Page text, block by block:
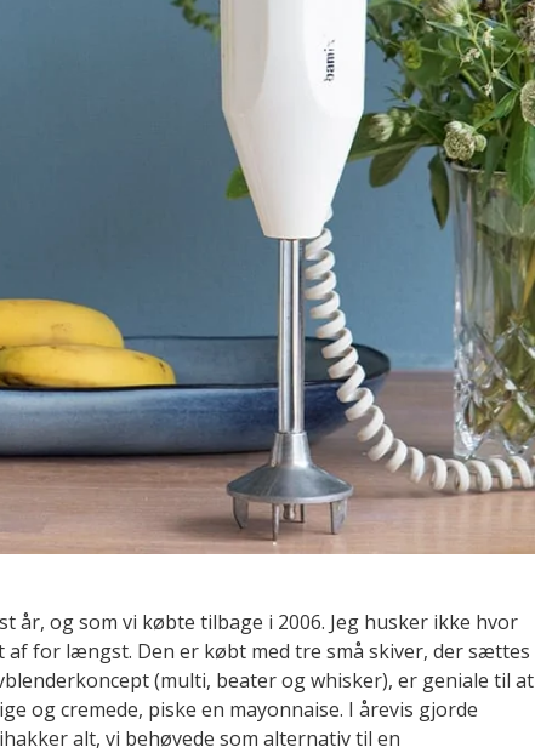
år, og som vi købte tilbage i 2006. Jeg husker ikke hvor
for længst. Den er købt med tre små skiver, der sættes
(multi, beater og whisker), er geniale til at
og cremede, piske en mayonnaise. I årevis gjorde
alt, vi behøvede som alternativ til en